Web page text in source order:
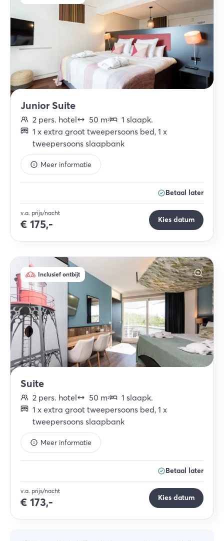
Junior Suite
2 pers. hotel 50 m2 1 slaapk.
1 x extra groot tweepersoons bed, 1 x
tweepersoons slaapbank
Meer informatie
Betaal later
v.a. prijs/nacht
€ 175,- Kies datum
Inclusief ontbijt
Suite
2 pers. hotel 50 m2 1 slaapk.
1 x extra groot tweepersoons bed, 1 x
tweepersoons slaapbank
Meer informatie
Betaal later
v.a. prijs/nacht
€ 173,- Kies datum